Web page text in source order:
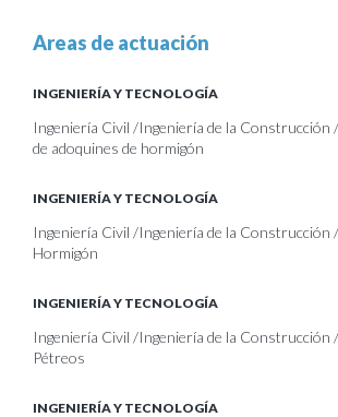
Areas de actuación
INGENIERÍA Y TECNOLOGÍA
Ingeniería Civil /Ingeniería de la Construcción
de adoquines de hormigón
INGENIERÍA Y TECNOLOGÍA
Ingeniería Civil /Ingeniería de la Construcción
Hormigón
INGENIERÍA Y TECNOLOGÍA
Ingeniería Civil /Ingeniería de la Construcción
Pétreos
INGENIERÍA Y TECNOLOGÍA